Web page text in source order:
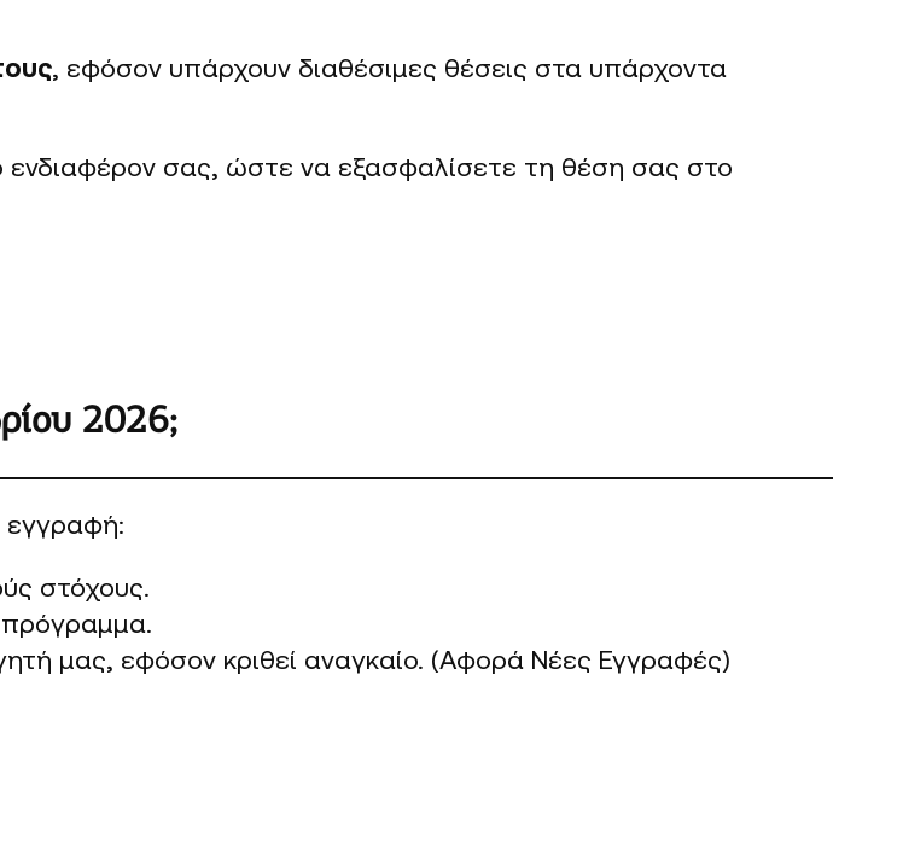
, εφόσον υπάρχουν διαθέσιμες θέσεις στα υπάρχοντα
ενδιαφέρον σας, ώστε να εξασφαλίσετε τη θέση σας στο
2026;
εγγραφή:
στόχους.
πρόγραμμα.
μας, εφόσον κριθεί αναγκαίο. (Αφορά Νέες Εγγραφές)